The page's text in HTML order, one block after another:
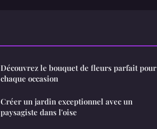
Découvrez le bouquet de fleurs parfait pour
chaque occasion
Créer un jardin exceptionnel avec un
paysagiste dans l'oise